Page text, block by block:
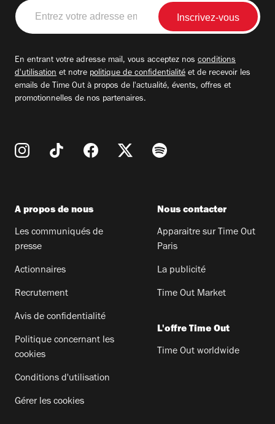
Entrez
votre
adresse
En entrant votre adresse mail, vous acceptez nos conditions
d'utilisation et notre politique de confidentialité et de recevoir les
emails de Time Out à propos de l'actualité, évents, offres et
promotionnelles de nos partenaires.
A propos de nous
Les communiqués de
presse
Actionnaires
Recrutement
Avis de confidentialité
Politique concernant les
cookies
Conditions d'utilisation
Gérer les cookies
Nous contacter
Apparaitre sur Time Out
Paris
La publicité
Time Out Market
L'offre Time Out
Time Out worldwide